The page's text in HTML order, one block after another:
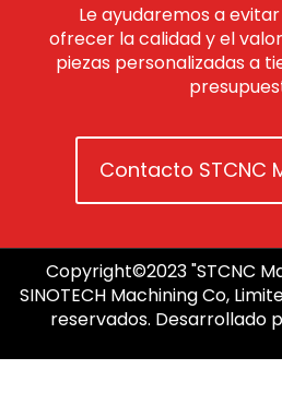
Le ayudaremos a
ofrecer la calidad y el
piezas personalizadas a
Contacto STCNC
Copyright©2023 "STCNC
SINOTECH Machining Co,
reservados. Desarrollado